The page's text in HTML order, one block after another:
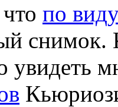
по
увидеть